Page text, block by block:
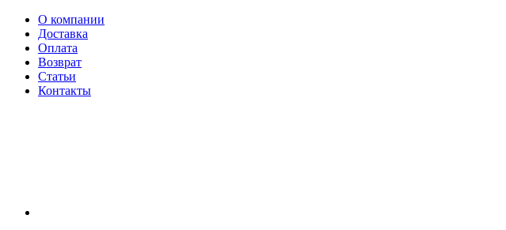
О компании
Доставка
Оплата
Возврат
Статьи
Контакты